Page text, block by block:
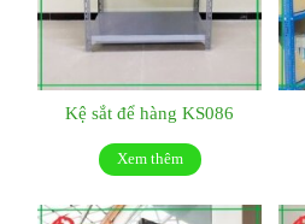
Kệ sắt để hàng KS086
Xem thêm